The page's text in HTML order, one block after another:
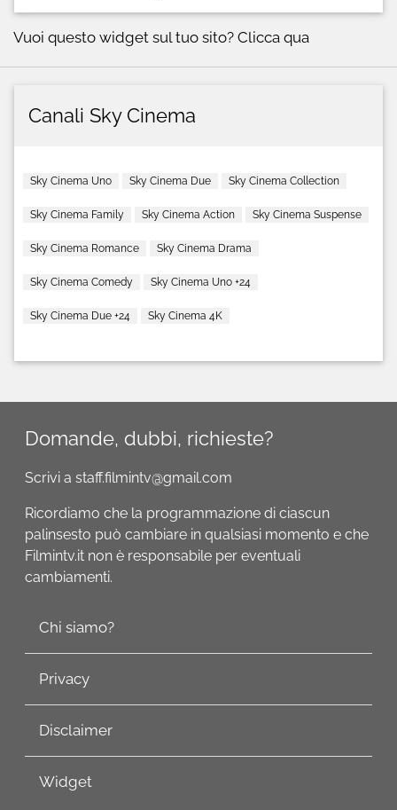
Vuoi questo widget sul tuo sito? Clicca qua
Canali Sky Cinema
Sky Cinema Uno Sky Cinema Due Sky Cinema Collection
Sky Cinema Family Sky Cinema Action Sky Cinema Suspense
Sky Cinema Romance Sky Cinema Drama
Sky Cinema Comedy Sky Cinema Uno +24
Sky Cinema Due +24 Sky Cinema 4K
Domande, dubbi, richieste?
Scrivi a staff.filmintv@gmail.com
Ricordiamo che la programmazione di ciascun
palinsesto può cambiare in qualsiasi momento e che
Filmintv.it non è responsabile per eventuali
cambiamenti.
Chi siamo?
Privacy
Disclaimer
Widget